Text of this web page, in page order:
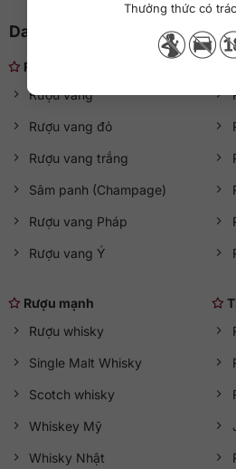
Thưởng thức có
Danh mục rượu ngoại
Rượu nhẹ
Rượu vang
Rượu vang đỏ
Rượu vang trắng
Sâm panh (Champage)
Rượu vang Pháp
Rượu vang Ý
Rượu mạnh
Rượu whisky
Single Malt Whisky
Scotch whisky
Whiskey Mỹ
Whisky Nhật